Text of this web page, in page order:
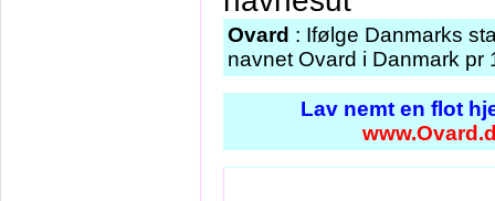
Ovard : Ifølge Danmarks
navnet Ovard i Danmark pr
Lav nemt en flot